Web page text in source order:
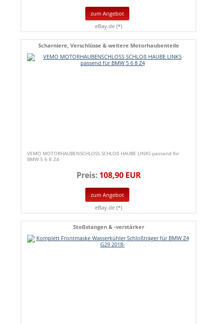
zum Angebot
eBay.de (*)
Scharniere, Verschlüsse & weitere Motorhaubenteile
VEMO MOTORHAUBENSCHLOSS SCHLOß HAUBE LINKS passend für
BMW 5 6 8 Z4
Preis: 108,90 EUR
zum Angebot
eBay.de (*)
Stoßstangen & -verstärker